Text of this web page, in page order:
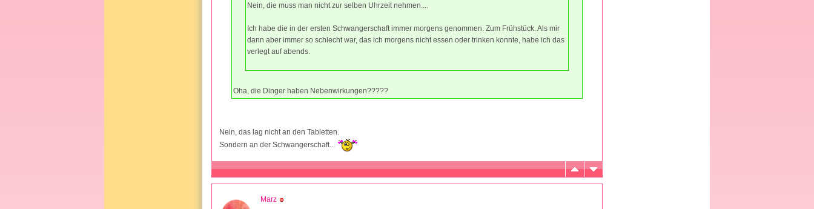
Nein, die muss man nicht zur selben Uhrzeit nehmen....
Ich habe die in der ersten Schwangerschaft immer morgens genommen. Zum Frühstück. Als mir
dann aber immer so schlecht war, das ich morgens nicht essen oder trinken konnte, habe ich das
verlegt auf abends.
Oha, die Dinger haben Nebenwirkungen?????
Nein, das lag nicht an den Tabletten.
Sondern an der Schwangerschaft...
Marz